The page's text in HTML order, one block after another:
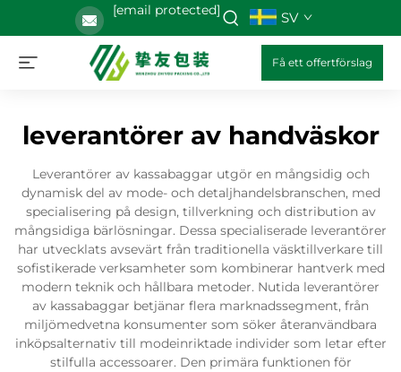
[email protected] SV
Få ett offertförslag
leverantörer av handväskor
Leverantörer av kassabaggar utgör en mångsidig och
dynamisk del av mode- och detaljhandelsbranschen, med
specialisering på design, tillverkning och distribution av
mångsidiga bärlösningar. Dessa specialiserade leverantörer
har utvecklats avsevärt från traditionella väsktillverkare till
sofistikerade verksamheter som kombinerar hantverk med
modern teknik och hållbara metoder. Nutida leverantörer
av kassabaggar betjänar flera marknadssegment, från
miljömedvetna konsumenter som söker återanvändbara
inköpsalternativ till modeinriktade individer som letar efter
stilfulla accessoarer. Den primära funktionen för